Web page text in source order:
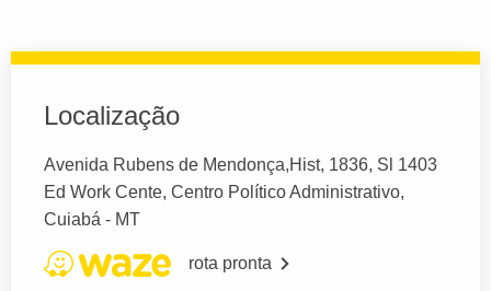
Localização
Avenida Rubens de Mendonça,Hist, 1836, Sl 1403
Ed Work Cente, Centro Político Administrativo,
Cuiabá - MT
rota pronta